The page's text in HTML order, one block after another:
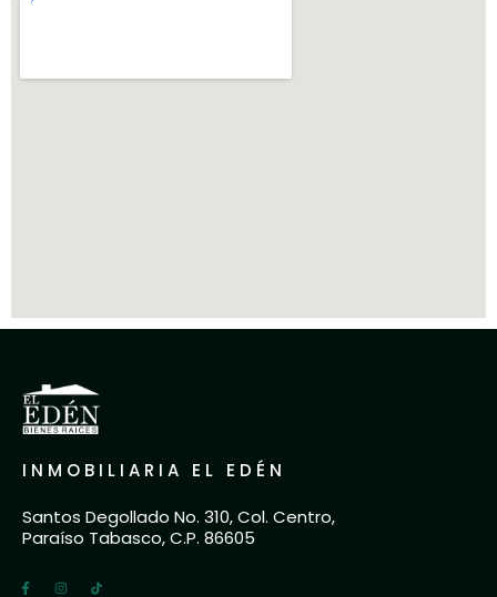
INMOBILIARIA EL EDÉN
Santos Degollado No. 310, Col. Centro,
Paraíso Tabasco, C.P. 86605